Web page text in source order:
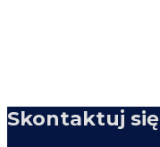
Skontaktuj się